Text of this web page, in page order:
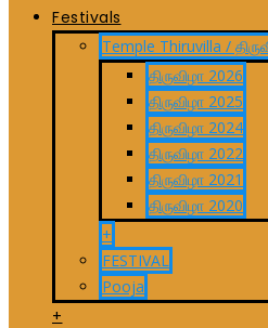
Festivals
Temple Thiruvilla /
திருவிழா 2026
திருவிழா 2025
திருவிழா 2024
திருவிழா 2022
திருவிழா 2021
திருவிழா 2020
+
FESTIVAL
Pooja
+